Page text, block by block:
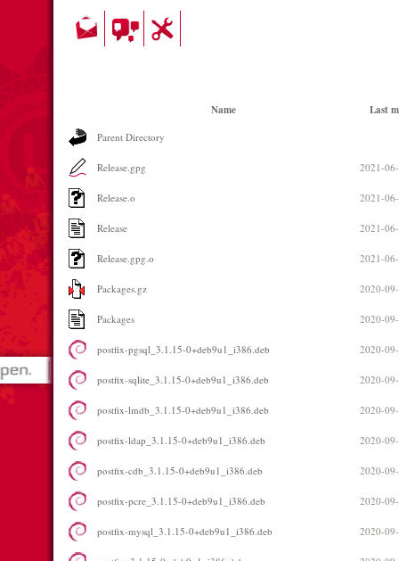
Name Last
Parent Directory
Release.gpg 2021-
Release.o 2021-
Release 2021-
Release.gpg.o 2021-
Packages.gz 2020-
Packages 2020-
postfix-pgsql_3.1.15-0+deb9u1_i386.deb 2020-
postfix-sqlite_3.1.15-0+deb9u1_i386.deb 2020-
postfix-lmdb_3.1.15-0+deb9u1_i386.deb 2020-
postfix-ldap_3.1.15-0+deb9u1_i386.deb 2020-
postfix-cdb_3.1.15-0+deb9u1_i386.deb 2020-
postfix-pcre_3.1.15-0+deb9u1_i386.deb 2020-
postfix-mysql_3.1.15-0+deb9u1_i386.deb 2020-